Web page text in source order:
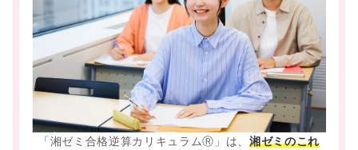
「湘ゼミ合格逆算カリキュラムⓇ」は、湘ゼミのこれ